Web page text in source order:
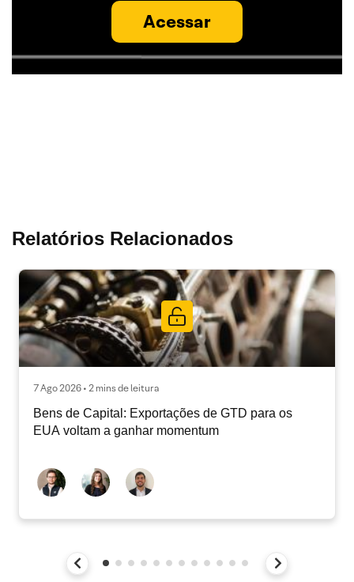
Acessar
Relatórios Relacionados
7 Ago 2026 • 2 mins de leitura
Bens de Capital: Exportações de GTD para os
EUA voltam a ganhar momentum